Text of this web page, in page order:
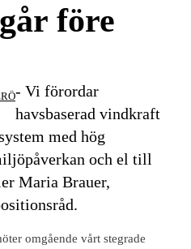
före
- Vi förordar
havsbaserad vindkraft
med hög
och el till
Maria Brauer,
omgående vårt stegrade